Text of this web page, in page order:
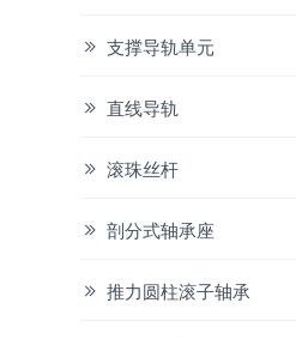
支撑导轨单元
直线导轨
滚珠丝杆
剖分式轴承座
推力圆柱滚子轴承